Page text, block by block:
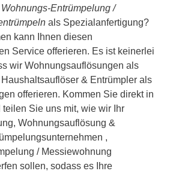
Entrümpelung /
als Spezialanfertigung?
kann Ihnen diesen
Service offerieren. Es ist keinerlei
wir Wohnungsauflösungen als
& Entrümpler als
offerieren. Kommen Sie direkt in
teilen Sie uns mit, wie wir Ihr
Wohnungsauflösung &
,
/ Messiewohnung
sollen, sodass es Ihre